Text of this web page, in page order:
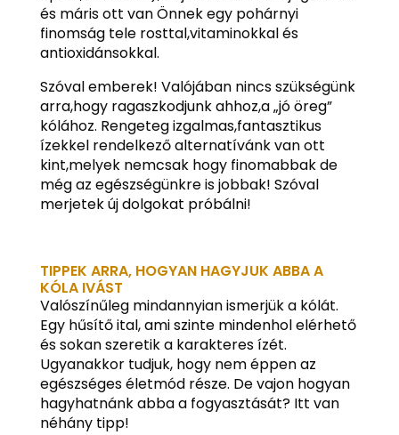
és máris ott van Önnek egy pohárnyi
finomság tele rosttal,vitaminokkal és
antioxidánsokkal.
Szóval emberek! Valójában nincs szükségünk
arra,hogy ragaszkodjunk ahhoz,a „jó öreg”
kólához. Rengeteg izgalmas,fantasztikus
ízekkel rendelkező alternatívánk van ott
kint,melyek nemcsak hogy finomabbak de
még az egészségünkre is jobbak! Szóval
merjetek új dolgokat próbálni!
TIPPEK ARRA, HOGYAN HAGYJUK ABBA A
KÓLA IVÁST
Valószínűleg mindannyian ismerjük a kólát.
Egy hűsítő ital, ami szinte mindenhol elérhető
és sokan szeretik a karakteres ízét.
Ugyanakkor tudjuk, hogy nem éppen az
egészséges életmód része. De vajon hogyan
hagyhatnánk abba a fogyasztását? Itt van
néhány tipp!